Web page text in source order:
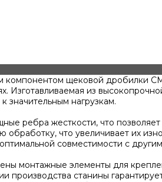
компонентом щековой дробилки
Изготавливаемая из
значительным нагрузкам.
ребра жесткости, что
что увеличивает их
совместимости с
монтажные элементы для
производства станины